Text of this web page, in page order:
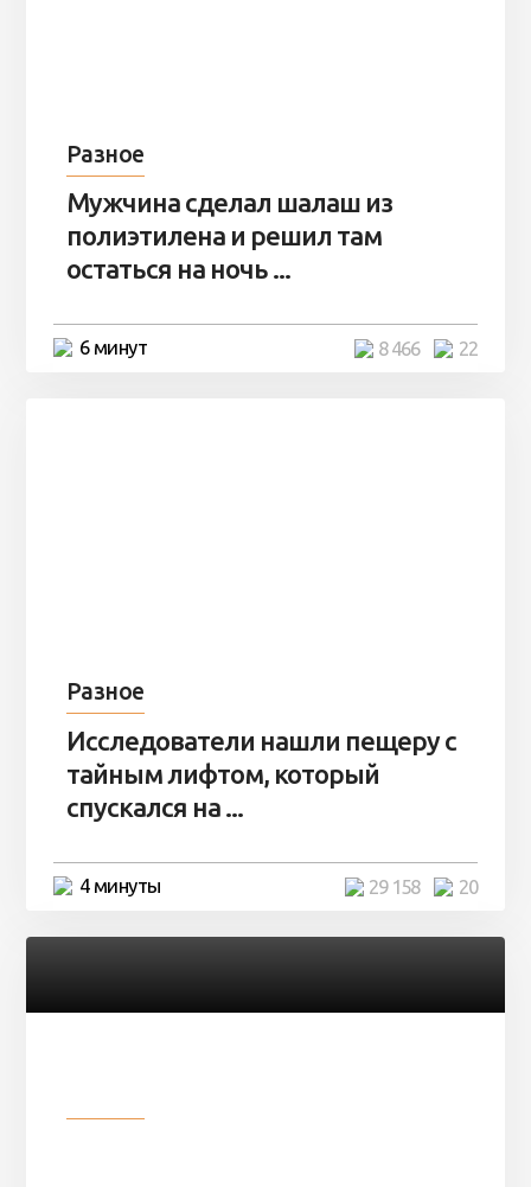
Разное
Мужчина сделал шалаш из
полиэтилена и решил там
остаться на ночь ...
6 минут 22
8 466
Разное
Исследователи нашли пещеру с
тайным лифтом, который
спускался на ...
4 минуты 20
29 158